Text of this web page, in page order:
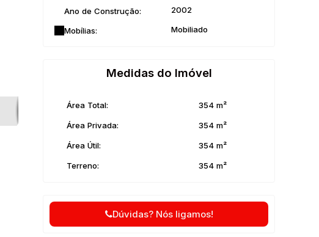
Ano de Construção: 2002
Mobílias: Mobiliado
Medidas do Imóvel
Área Total: 354 m²
Área Privada: 354 m²
Área Útil: 354 m²
Terreno: 354 m²
Dúvidas? Nós ligamos!